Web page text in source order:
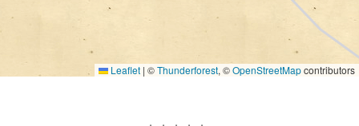
Leaflet | ©Thunderforest, ©OpenStreetMapcontributors